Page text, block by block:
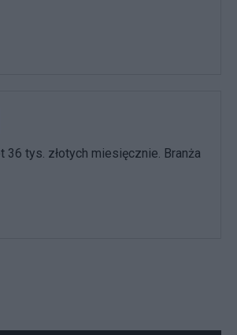
36 tys. złotych miesięcznie. Branża